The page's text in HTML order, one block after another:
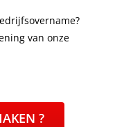
van onze
?